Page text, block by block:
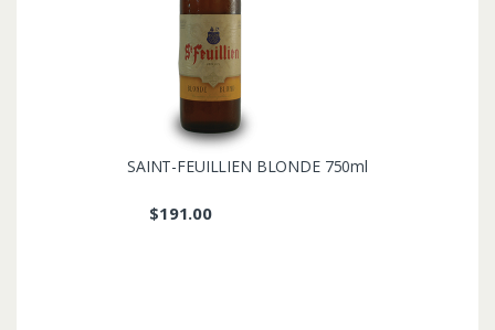
SAINT-FEUILLIEN BLONDE 750ml
$191.00